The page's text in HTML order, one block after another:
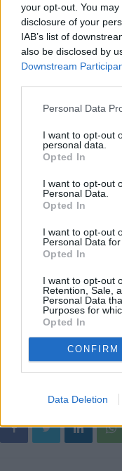
your opt-out. You
disclosure of your
IAB’s list of
also be disclosed by
Downstream
Personal Data
I want to opt-out
personal data.
Opted In
I want to opt-out
Personal Data.
Opted In
I want to opt-out
Personal Data
Opted In
I want to opt-out
Retention, Sale,
Personal Data
Purposes for
Opted In
CONFIRM
Data Deletion
“Cinque minuti”, su Rai 1.
Sull’accusa di
dell’Aja”, ha affermato.
continuato – vedere
negare ai palestinesi la
riconosciuto uno Stato.
“Noi – ha aggiunto –
nostra risoluzione sul
opposizioni. Pare che
cambiando posizione
fermi Netanyahu e le
– Foto: Agenzia
(ITALPRESS).